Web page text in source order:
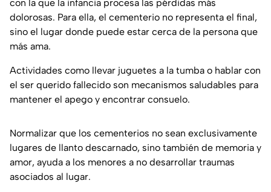
con la que la infancia procesa las pérdidas más
dolorosas. Para ella, el cementerio no representa el final,
sino el lugar donde puede estar cerca de la persona que
más ama.
Actividades como llevar juguetes a la tumba o hablar con
el ser querido fallecido son mecanismos saludables para
mantener el apego y encontrar consuelo.
Normalizar que los cementerios no sean exclusivamente
lugares de llanto descarnado, sino también de memoria y
amor, ayuda a los menores a no desarrollar traumas
asociados al lugar.